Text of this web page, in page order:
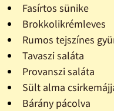
Fasírtos sünike
Brokkolikrémleves
Rumos tejszínes
Tavaszi saláta
Provanszi saláta
Sült alma
Bárány pácolva